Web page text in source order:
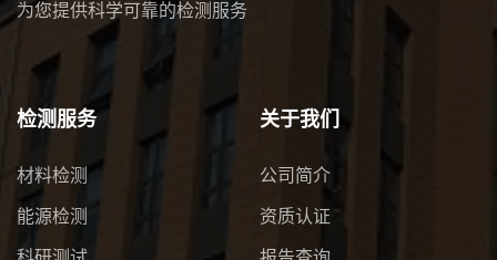
为您提供科学可靠的检测服务
检测服务
材料检测
能源检测
关于我们
公司简介
资质认证